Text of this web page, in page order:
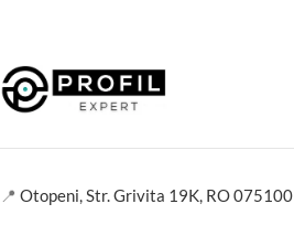
📍 Otopeni, Str. Grivita 19K, RO 075100